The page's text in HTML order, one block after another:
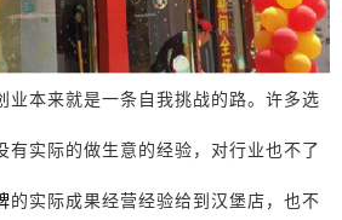
业本来就是一条自我挑战的路。许多选
有实际的做生意的经验，对行业也不了
的实际成果经营经验给到汉堡店，也不